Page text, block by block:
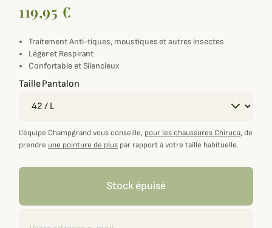
119,95 €
Traitement Anti-tiques, moustiques et autres insectes
Léger et Respirant
Confortable et Silencieux
Taille Pantalon
L’équipe Champgrand vous conseille, pour les chaussures Chiruca, de
prendre une pointure de plus par rapport à votre taille habituelle.
Stock épuisé